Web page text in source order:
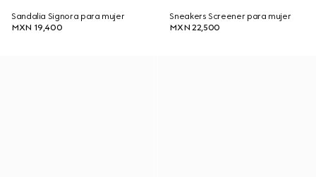
Sandalia Signora para mujer
MXN 19,400
Sneakers Screener para mujer
MXN 22,500